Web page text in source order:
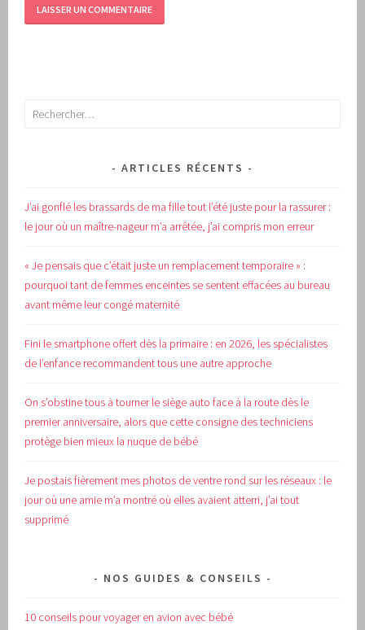
Rechercher :
ARTICLES RÉCENTS
J’ai gonflé les brassards de ma fille tout l’été juste pour la rassurer :
le jour où un maître-nageur m’a arrêtée, j’ai compris mon erreur
« Je pensais que c’était juste un remplacement temporaire » :
pourquoi tant de femmes enceintes se sentent effacées au bureau
avant même leur congé maternité
Fini le smartphone offert dès la primaire : en 2026, les spécialistes
de l’enfance recommandent tous une autre approche
On s’obstine tous à tourner le siège auto face à la route dès le
premier anniversaire, alors que cette consigne des techniciens
protège bien mieux la nuque de bébé
Je postais fièrement mes photos de ventre rond sur les réseaux : le
jour où une amie m’a montré où elles avaient atterri, j’ai tout
supprimé
NOS GUIDES & CONSEILS
10 conseils pour voyager en avion avec bébé